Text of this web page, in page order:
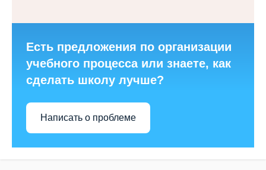
Есть предложения по организации
учебного процесса или знаете, как
сделать школу лучше?
Написать о проблеме